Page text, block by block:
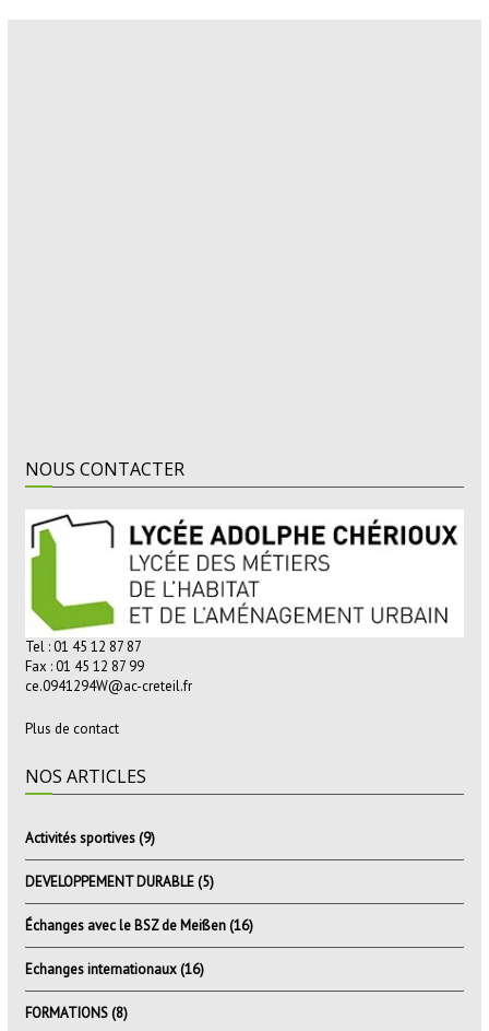
NOUS CONTACTER
Tel : 01 45 12 87 87
Fax : 01 45 12 87 99
ce.0941294W@ac-creteil.fr
Plus de contact
NOS ARTICLES
Activités sportives(9)
DEVELOPPEMENT DURABLE(5)
Échanges avec le BSZ de Meißen(16)
Echanges internationaux(16)
FORMATIONS(8)